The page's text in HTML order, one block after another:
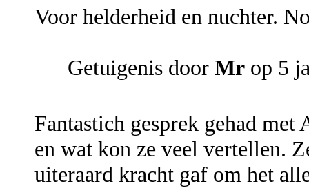
Voor helderheid en nuchter.
Getuigenis door Mr op 5
Fantastich gesprek gehad met
en wat kon ze veel vertellen.
uiteraard kracht gaf om het